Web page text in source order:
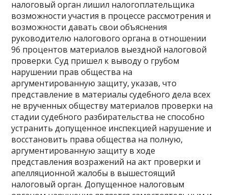
налоговый орган лишил налогоплательщика
возможности участия в процессе рассмотрения и
возможности давать свои объяснения
руководителю налогового органа в отношении
96 процентов материалов выездной налоговой
проверки. Суд пришел к выводу о грубом
нарушении прав общества на
аргументированную защиту, указав, что
представление в материалы судебного дела всех
не врученных обществу материалов проверки на
стадии судебного разбирательства не способно
устранить допущенное инспекцией нарушение и
восстановить права общества на полную,
аргументированную защиту в ходе
представления возражений на акт проверки и
апелляционной жалобы в вышестоящий
налоговый орган. Допущенное налоговым